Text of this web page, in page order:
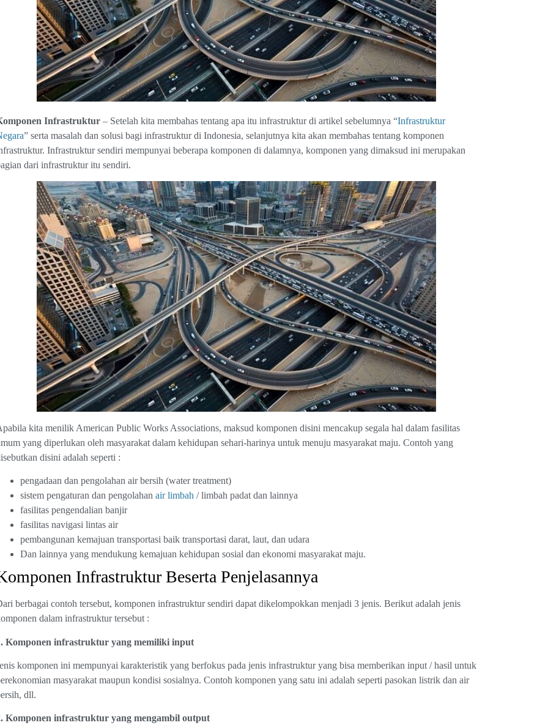
Infrastruktur– Setelah kita membahas tentang apa itu infrastruktur di artikel sebelumnya “Infrastruktur
” serta masalah dan solusi bagi infrastruktur di Indonesia, selanjutnya kita akan membahas tentang komponen
Infrastruktur sendiri mempunyai beberapa komponen di dalamnya, komponen yang dimaksud ini merupakan
dari infrastruktur itu sendiri.
kita menilik American Public Works Associations, maksud komponen disini mencakup segala hal dalam fasilitas
yang diperlukan oleh masyarakat dalam kehidupan sehari-harinya untuk menuju masyarakat maju. Contoh yang
disini adalah seperti :
pengadaan dan pengolahan air bersih (water treatment)
sistem pengaturan dan pengolahan air limbah / limbah padat dan lainnya
fasilitas pengendalian banjir
fasilitas navigasi lintas air
pembangunan kemajuan transportasi baik transportasi darat, laut, dan udara
Dan lainnya yang mendukung kemajuan kehidupan sosial dan ekonomi masyarakat maju.
Infrastruktur Beserta Penjelasannya
berbagai contoh tersebut, komponen infrastruktur sendiri dapat dikelompokkan menjadi 3 jenis. Berikut adalah jenis
dalam infrastruktur tersebut :
Komponen infrastruktur yang memiliki input
komponen ini mempunyai karakteristik yang berfokus pada jenis infrastruktur yang bisa memberikan input / hasil untuk
masyarakat maupun kondisi sosialnya. Contoh komponen yang satu ini adalah seperti pasokan listrik dan air
dll.
Komponen infrastruktur yang mengambil output